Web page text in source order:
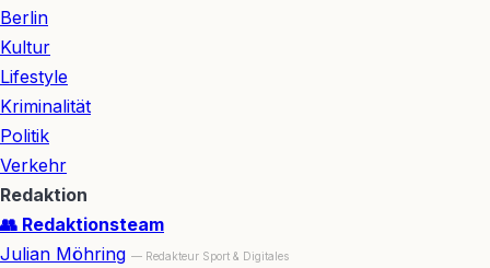
Berlin
Kultur
Lifestyle
Kriminalität
Politik
Verkehr
Redaktion
👥 Redaktionsteam
Julian Möhring — Redakteur Sport & Digitales